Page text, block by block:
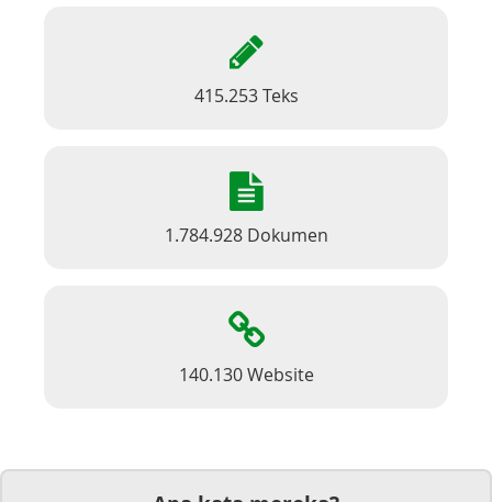
415.253 Teks
1.784.928 Dokumen
140.130 Website